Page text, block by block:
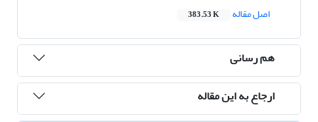
اصل مقاله
383.53 K
هم رسانی
ارجاع به این مقاله